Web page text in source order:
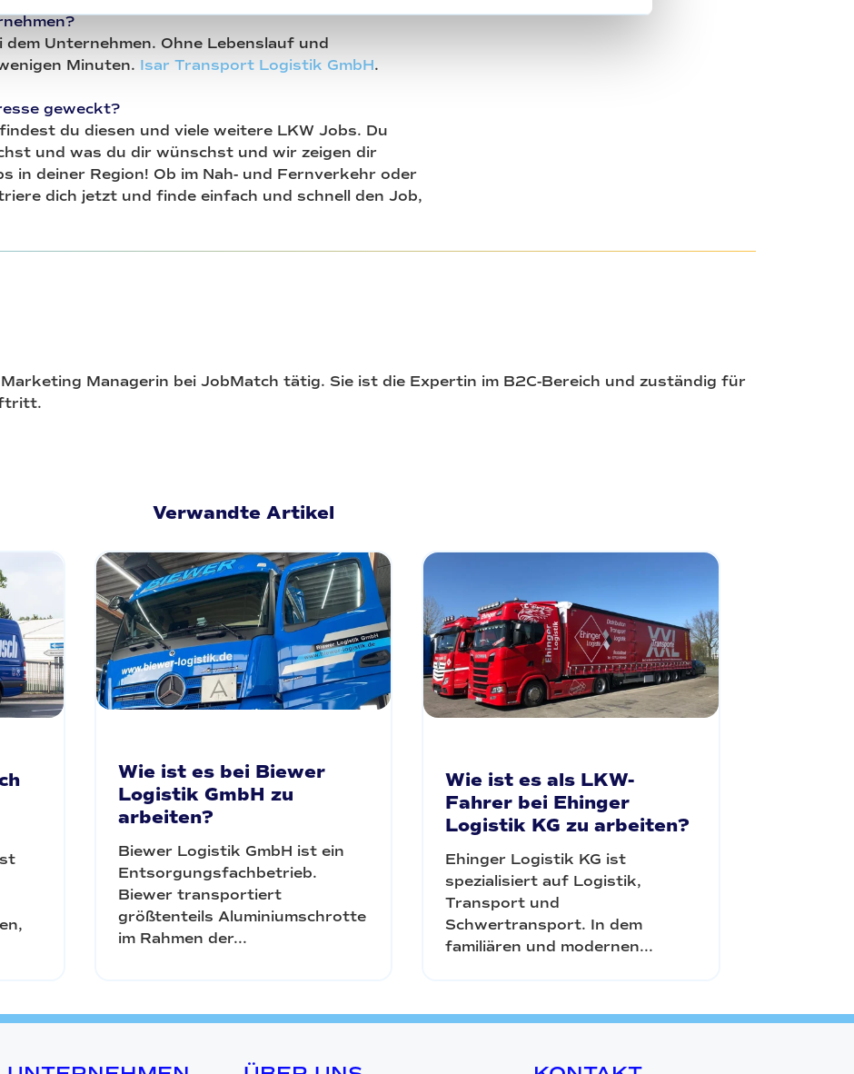
Unternehmen. Ohne Lebenslauf und
Minuten. Isar Transport Logistik GmbH.
geweckt?
findest du diesen und viele weitere LKW Jobs. Du
und was du dir wünschst und wir zeigen dir
in deiner Region! Ob im Nah- und Fernverkehr oder
dich jetzt und finde einfach und schnell den Job,
Managerin bei JobMatch tätig. Sie ist die Expertin im B2C-Bereich und zuständig für
Verwandte Artikel
Wie ist es bei Biewer
Logistik GmbH zu
arbeiten?
Biewer Logistik GmbH ist ein
Entsorgungsfachbetrieb.
Biewer transportiert
größtenteils Aluminiumschrotte
im Rahmen der...
Wie ist es als LKW-
Fahrer bei Ehinger
Logistik KG zu arbeiten?
Ehinger Logistik KG ist
spezialisiert auf Logistik,
Transport und
Schwertransport. In dem
familiären und modernen...